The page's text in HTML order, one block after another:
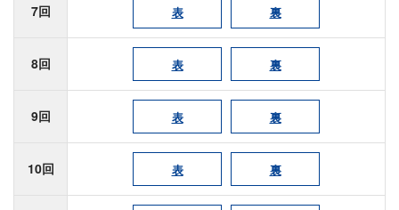
7回 表 裏
8回 表 裏
9回 表 裏
10回 表 裏